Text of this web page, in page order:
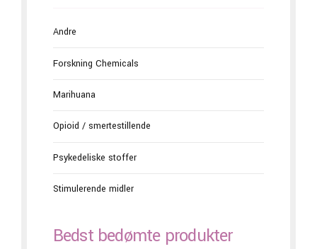
Andre
Forskning Chemicals
Marihuana
Opioid / smertestillende
Psykedeliske stoffer
Stimulerende midler
Bedst bedømte produkter